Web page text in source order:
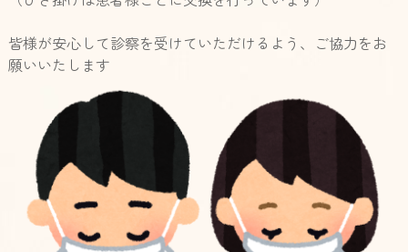
皆様が安心して診察を受けていただけるよう、ご協力をお
願いいたします